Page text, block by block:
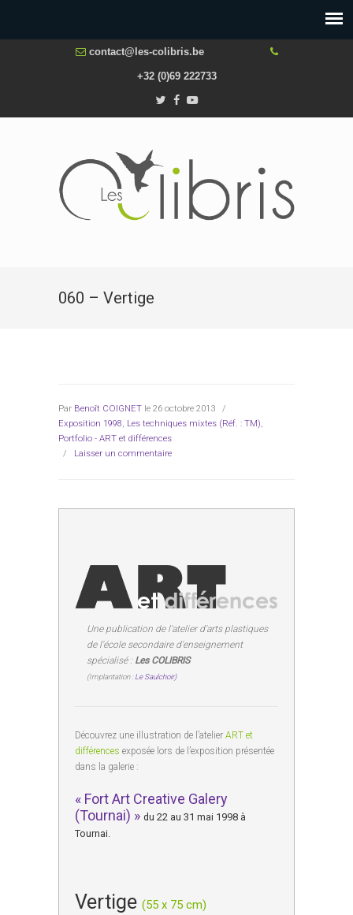
contact@les-colibris.be
+32 (0)69 222733
060 – Vertige
Par Benoît COIGNET le 26 octobre 2013
/
Exposition 1998, Les techniques mixtes (Réf. : TM),
Portfolio - ART et différences
/ Laisser un commentaire
Une publication de l'atelier d'arts plastiques
de l'école secondaire d'enseignement
spécialisé : Les COLIBRIS
(Implantation :Le Saulchoir)
Découvrez une illustration de l’atelier ART et
différences exposée lors de l’exposition présentée
dans la galerie :
« Fort Art Creative Galery
(Tournai) » du 22 au 31 mai 1998 à
Tournai.
Vertige (55 x 75 cm)